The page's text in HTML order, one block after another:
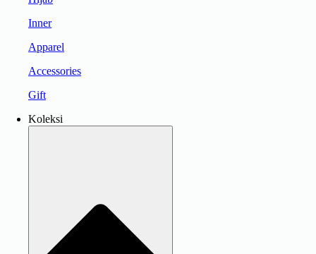
Inner
Apparel
Accessories
Gift
Koleksi